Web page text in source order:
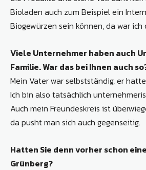
Bioladen auch zum Beispiel ein
Biogewürzen sein können, da war ich
Viele Unternehmer haben auch
Familie. War das bei Ihnen auch
Mein Vater war selbstständig, er
Ich bin also tatsächlich
Auch mein Freundeskreis ist
da pusht man sich auch gegenseitig.
Hatten Sie denn vorher schon
Grünberg?